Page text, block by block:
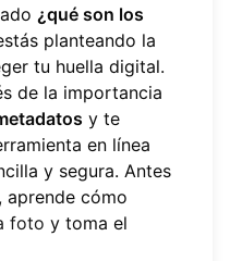
¿qué son los
planteando la
tu huella digital.
de la importancia
y te
en línea
y segura. Antes
cómo
foto y toma el